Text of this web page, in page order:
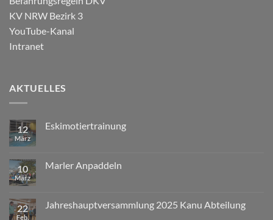
KV NRW Bezirk 3
YouTube-Kanal
Intranet
AKTUELLES
12
März
Eskimotiertrainung
10
März
Marler Anpaddeln
22
Feb.
Jahreshauptversammlung 2025 Kanu Abteilung